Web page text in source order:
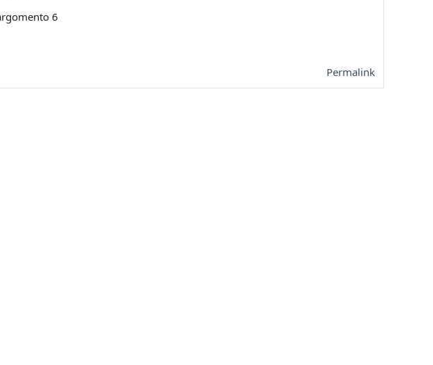
6
Permalink